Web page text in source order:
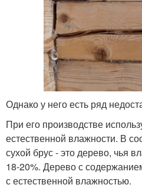
Однако у него есть ряд
При его производстве
естественной влажности. В
сухой брус - это дерево, чья
18-20%. Дерево с
с естественной влажностью.